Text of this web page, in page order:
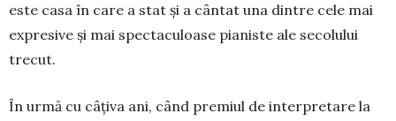
este casa în care a stat și a cântat una dintre cele mai
expresive și mai spec­taculoase pianiste ale secolului
trecut.
În urmă cu câțiva ani, când premiul de inter­pre­tare la